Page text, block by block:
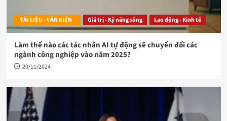
TÀI LIỆU - VĂN KIỆN Giá trị - Kỹ năng sống Lao động - Kinh tế
Làm thế nào các tác nhân AI tự động sẽ chuyển đổi các
ngành công nghiệp vào năm 2025?
20/11/2024